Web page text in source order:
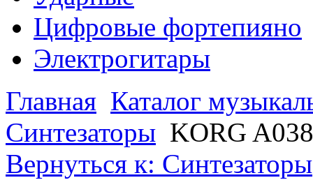
Цифровые фортепияно
Электрогитары
Главная Каталог
Синтезаторы KORG
Вернуться к: Синтезаторы